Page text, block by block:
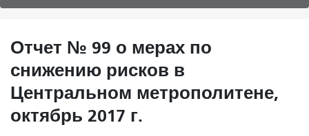
Отчет № 99 о мерах по
снижению рисков в
Центральном метрополитене,
октябрь 2017 г.